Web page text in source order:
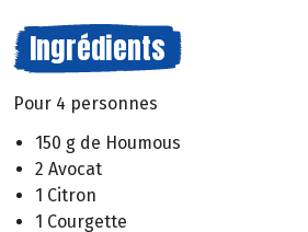
Ingrédients
Pour 4 personnes
150 g de Houmous
2 Avocat
1 Citron
1 Courgette